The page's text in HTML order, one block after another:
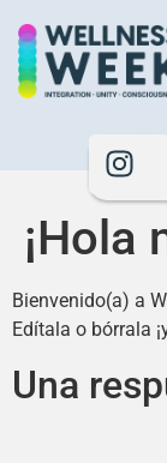
¡Hola
Bienvenido(a) a
Edítala o bórrala
Una